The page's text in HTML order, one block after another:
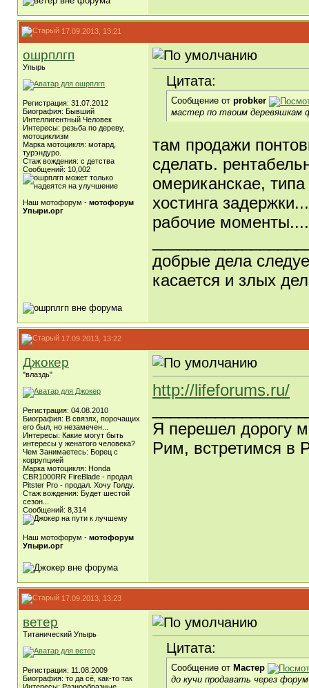
17.09.2013, 13:21
ошрплгп
Упырь
Регистрация: 31.07.2012
Биография: Бывший
Интеллигентный Человек
Интересы: резьба по дереву,
мотоциклизм
Марка мотоцикля: мотард,
турэндуро.
Стаж вождения: с детства
Сообщений: 10,002
Наш мотофорум - мотофорум
Упыри.орг
Цитата:
Сообщение от probker
мастер по твоим деревяшкам
там продажи
сделать.
омериканскае,
хостинга
рабочие моменты....
добрые дела
касается и злых
17.09.2013, 13:22
Джокер
"влаздь"
Регистрация: 04.08.2010
Биография: В связях, порочащих
его был, но незамечен...
Интересы: Какие могут быть
интересы у женатого человека?
Чем Занимаетесь: Борец с
коррупцией
Марка мотоцикля: Honda
CBR1000RR FireBlade - продал.
Pitster Pro - продал. Хочу Голду.
Стаж вождения: Будет шестой
сезон...
Сообщений: 8,314
Наш мотофорум - мотофорум
Упыри.орг
http://lifeforums.ru/
Я перешел дорогу
Рим, встретимся в
17.09.2013, 13:23
ветер
Титанический Упырь
Регистрация: 11.08.2009
Биография: то да сё, как-то так
Цитата:
Сообщение от Мастер
до кучи продавать через